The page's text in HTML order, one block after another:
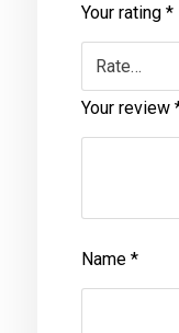
Your rating *
Your review
Name *